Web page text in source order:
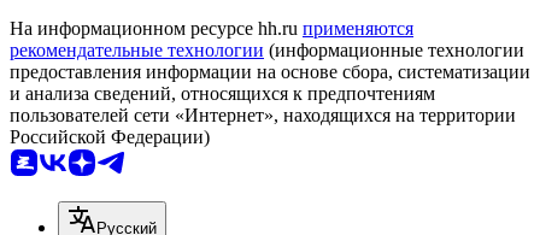
На информационном ресурсе hh.ru применяются
рекомендательные технологии (информационные технологии
предоставления информации на основе сбора, систематизации
и анализа сведений, относящихся к предпочтениям
пользователей сети «Интернет», находящихся на территории
Российской Федерации)
Русский